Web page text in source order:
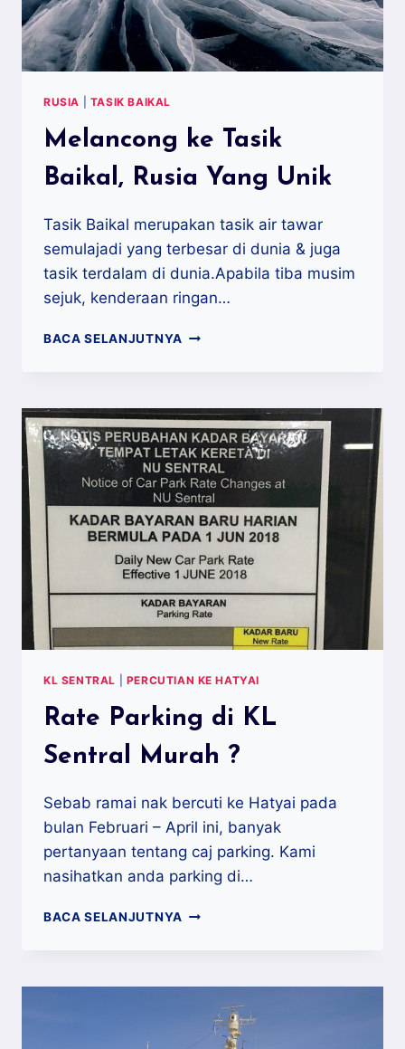
RUSIA TASIK BAIKAL
Melancong ke Tasik
Baikal, Rusia Yang Unik
Tasik Baikal merupakan tasik air tawar
semulajadi yang terbesar di dunia & juga
tasik terdalam di dunia.Apabila tiba musim
sejuk, kenderaan ringan…
BACA SELANJUTNYA MELANCONG
RUSIA
YANG
UNIK
KL SENTRAL PERCUTIAN KE HATYAI
Rate Parking di KL
Sentral Murah ?
Sebab ramai nak bercuti ke Hatyai pada
bulan Februari – April ini, banyak
pertanyaan tentang caj parking. Kami
nasihatkan anda parking di…
BACA SELANJUTNYA RATE
SENTRAL
MURAH